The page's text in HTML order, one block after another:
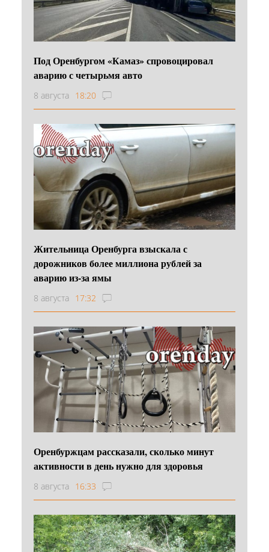
Под Оренбургом «Камаз» спровоцировал
аварию с четырьмя авто
8 августа 18:20
Жительница Оренбурга взыскала с
дорожников более миллиона рублей за
аварию из-за ямы
8 августа 17:32
Оренбуржцам рассказали, сколько минут
активности в день нужно для здоровья
8 августа 16:33